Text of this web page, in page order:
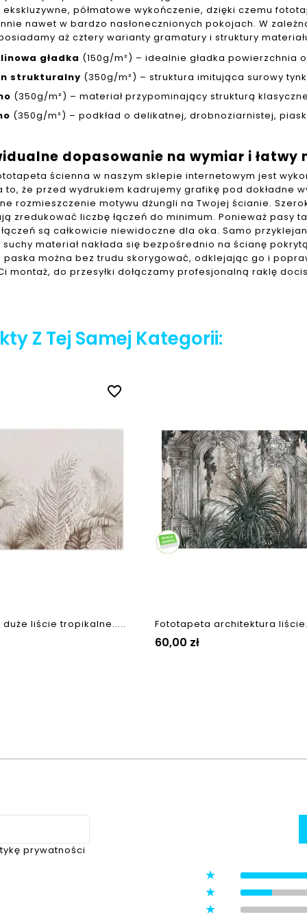
półmatowe wykończenie, dzięki czemu
nawet w bardzo nasłonecznionych pokojach. W
aż cztery warianty gramatury i struktury
gładka (150g/m²) – idealnie gładka powierzchnia
strukturalny (350g/m²) – struktura imitująca surowy
(350g/m²) – materiał przypominający strukturą
(350g/m²) – podkład o delikatnej, drobnoziarnistej,
dopasowanie na wymiar i łatwy
ścienna w naszym sklepie internetowym jest
to, że przed wydrukiem kadrujemy grafikę pod dokładne
rozmieszczenie motywu dżungli na Twojej ścianie.
zredukować liczbę łączeń do minimum. Ponieważ pasy
są całkowicie niewidoczne dla oka. Samo
suchy materiał nakłada się bezpośrednio na ścianę
paska można bez trudu skorygować, odklejając go i
montaż, do przesyłki dołączamy profesjonalną raklę
Z Tej Samej Kategorii:
favorite_border
liście tropikalne..... Fototapeta architektura
Cena
60,00 zł
prywatności